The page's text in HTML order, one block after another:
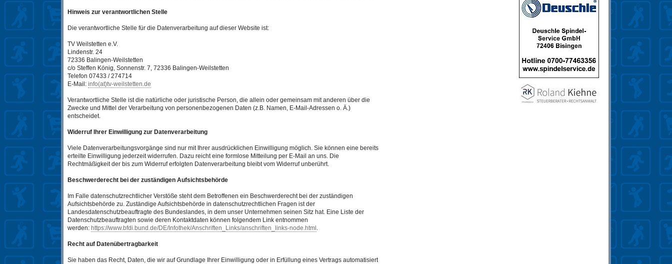
Hinweis zur verantwortlichen Stelle
Die verantwortliche Stelle für die Datenverarbeitung auf dieser Website ist:
TV Weilstetten e.V.
Lindenstr. 24
72336 Balingen-Weilstetten
c/o Steffen König, Sonnenstr. 7, 72336 Balingen-Weilstetten
Telefon 07433 / 274714
E-Mail: info(at)tv-weilstetten.de
Verantwortliche Stelle ist die natürliche oder juristische Person, die allein oder gemeinsam mit anderen über die
Zwecke und Mittel der Verarbeitung von personenbezogenen Daten (z.B. Namen, E-Mail-Adressen o. Ä.)
entscheidet.
Widerruf Ihrer Einwilligung zur Datenverarbeitung
Viele Datenverarbeitungsvorgänge sind nur mit Ihrer ausdrücklichen Einwilligung möglich. Sie können eine bereits
erteilte Einwilligung jederzeit widerrufen. Dazu reicht eine formlose Mitteilung per E-Mail an uns. Die
Rechtmäßigkeit der bis zum Widerruf erfolgten Datenverarbeitung bleibt vom Widerruf unberührt.
Beschwerderecht bei der zuständigen Aufsichtsbehörde
Im Falle datenschutzrechtlicher Verstöße steht dem Betroffenen ein Beschwerderecht bei der zuständigen
Aufsichtsbehörde zu. Zuständige Aufsichtsbehörde in datenschutzrechtlichen Fragen ist der
Landesdatenschutzbeauftragte des Bundeslandes, in dem unser Unternehmen seinen Sitz hat. Eine Liste der
Datenschutzbeauftragten sowie deren Kontaktdaten können folgendem Link entnommen
werden: https://www.bfdi.bund.de/DE/Infothek/Anschriften_Links/anschriften_links-node.html .
Recht auf Datenübertragbarkeit
Sie haben das Recht, Daten, die wir auf Grundlage Ihrer Einwilligung oder in Erfüllung eines Vertrags automatisiert